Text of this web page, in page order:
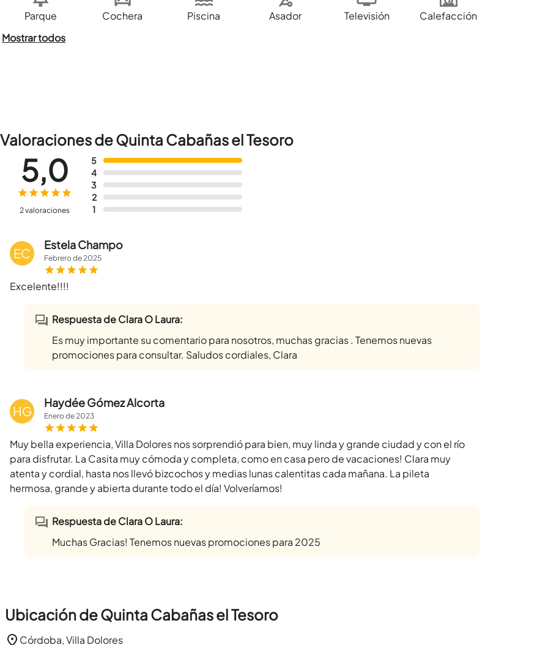
Parque Cochera Piscina Asador Televisión
Calefacción
Mostrar todos
Valoraciones de Quinta Cabañas el Tesoro
5
4
3
2
1
5,0
2 valoraciones
EC
Estela Champo
Febrerode2025
Excelente!!!!
Respuesta de Clara O Laura:
Es muy importante su comentario para nosotros, muchas gracias . Tenemos nuevas
promociones para consultar. Saludos cordiales, Clara
HG
Haydée Gómez Alcorta
Enerode2023
Muy bella experiencia, Villa Dolores nos sorprendió para bien, muy linda y grande ciudad y con el río
para disfrutar. La Casita muy cómoda y completa, como en casa pero de vacaciones! Clara muy
atenta y cordial, hasta nos llevó bizcochos y medias lunas calentitas cada mañana. La pileta
hermosa, grande y abierta durante todo el día! Volveríamos!
Respuesta de Clara O Laura:
Muchas Gracias! Tenemos nuevas promociones para 2025
Ubicación de Quinta Cabañas el Tesoro
Córdoba, Villa Dolores